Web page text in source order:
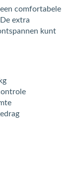
comfortabele
extra
kunt